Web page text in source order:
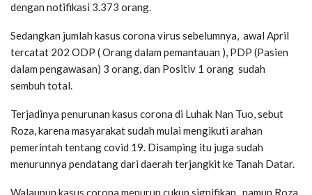
dengan notifikasi 3.373 orang.
Sedangkan jumlah kasus corona virus sebelumnya, awal April
tercatat 202 ODP ( Orang dalam pemantauan ), PDP (Pasien
dalam pengawasan) 3 orang, dan Positiv 1 orang sudah
sembuh total.
Terjadinya penurunan kasus corona di Luhak Nan Tuo, sebut
Roza, karena masyarakat sudah mulai mengikuti arahan
pemerintah tentang covid 19. Disamping itu juga sudah
menurunnya pendatang dari daerah terjangkit ke Tanah Datar.
Walaupun kasus corona menurun cukup signifikan, namun Roza